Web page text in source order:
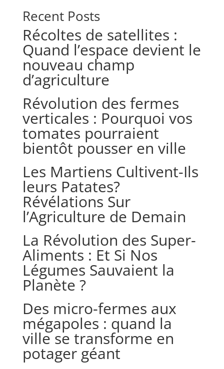
Recent Posts
Récoltes de satellites :
Quand l’espace devient le
nouveau champ
d’agriculture
Révolution des fermes
verticales : Pourquoi vos
tomates pourraient
bientôt pousser en ville
Les Martiens Cultivent-Ils
leurs Patates?
Révélations Sur
l’Agriculture de Demain
La Révolution des Super-
Aliments : Et Si Nos
Légumes Sauvaient la
Planète ?
Des micro-fermes aux
mégapoles : quand la
ville se transforme en
potager géant